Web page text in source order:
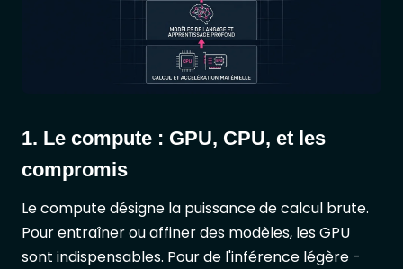
1. Le compute : GPU, CPU, et les
compromis
Le compute désigne la puissance de calcul brute.
Pour entraîner ou affiner des modèles, les GPU
sont indispensables. Pour de l'inférence légère -